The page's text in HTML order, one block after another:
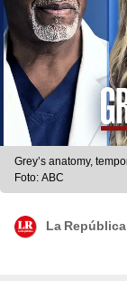
Grey’s anatomy,
Foto: ABC
La República